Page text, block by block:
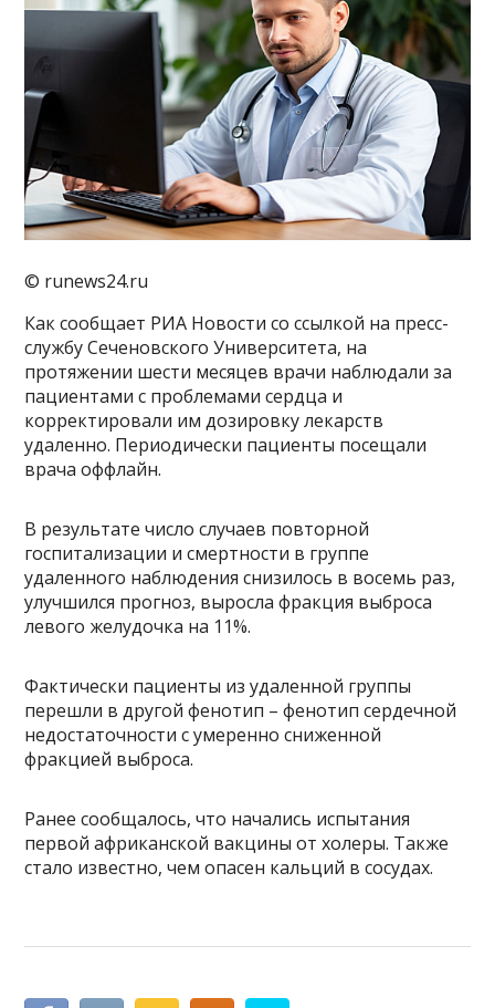
© runews24.ru
Как сообщает РИА Новости со ссылкой на пресс-
службу Сеченовского Университета, на
протяжении шести месяцев врачи наблюдали за
пациентами с проблемами сердца и
корректировали им дозировку лекарств
удаленно. Периодически пациенты посещали
врача оффлайн.
В результате число случаев повторной
госпитализации и смертности в группе
удаленного наблюдения снизилось в восемь раз,
улучшился прогноз, выросла фракция выброса
левого желудочка на 11%.
Фактически пациенты из удаленной группы
перешли в другой фенотип – фенотип сердечной
недостаточности с умеренно сниженной
фракцией выброса.
Ранее сообщалось, что начались испытания
первой африканской вакцины от холеры. Также
стало известно, чем опасен кальций в сосудах.